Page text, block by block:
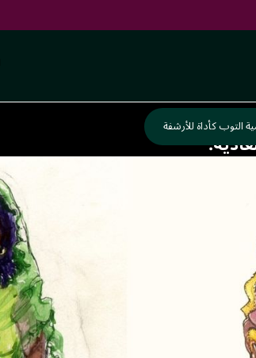
التوب كأداة للأرشفة